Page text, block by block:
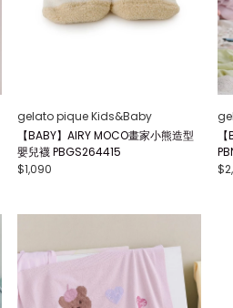
gelato pique Kids&Baby
【BABY】AIRY MOCO畫家小熊造型
嬰兒襪 PBGS264415
$1,090